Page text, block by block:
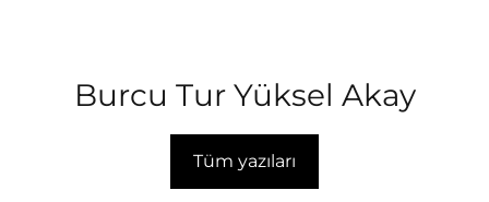
Burcu Tur Yüksel Akay
Tüm yazıları